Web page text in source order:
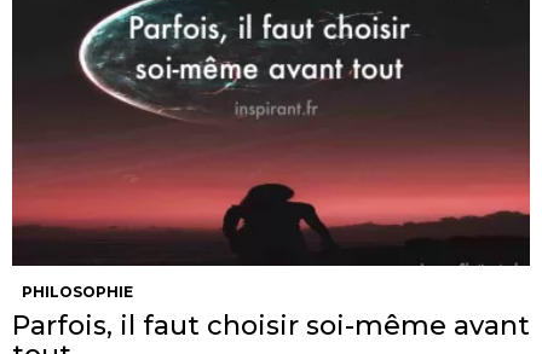
PHILOSOPHIE
Parfois, il faut choisir soi-même avant